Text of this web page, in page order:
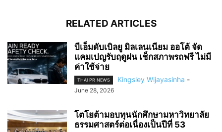
RELATED ARTICLES
บีเอ็มดับเบิลยู มิลเลนเนียม ออโต้ จัด
แคมเปญรับฤดูฝน เช็กสภาพรถฟรี ไม่มี
ค่าใช้จ่าย
THAI PR NEWS Kingsley Wijayasinha -
June 28, 2026
โตโยต้ามอบทุนนักศึกษามหาวิทยาลัย
ธรรมศาสตร์ต่อเนื่องเป็นปีที่ 53